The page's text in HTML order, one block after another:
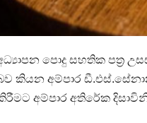
පොදු සහතික පත්‍ර
කියන අම්පාර
අම්පාර අතිරේක